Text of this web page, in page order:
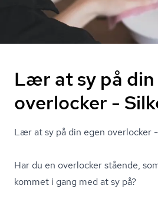
Lær at sy på din
overlocker -
Lær at sy på din egen overlocker
Har du en overlocker stående,
kommet i gang med at sy på?